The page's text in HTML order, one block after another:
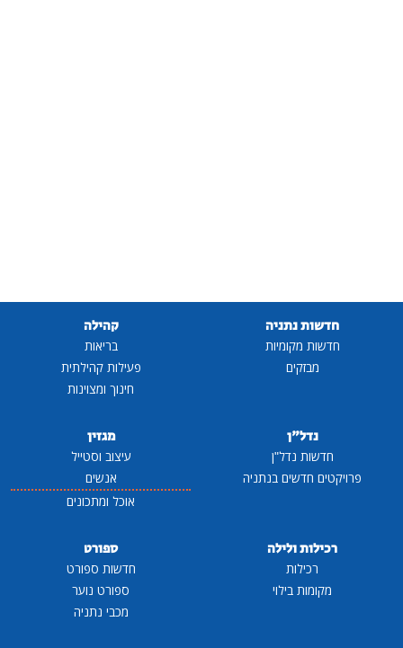
חדשות נתניה
חדשות מקומיות
מבזקים
קהילה
בריאות
פעילות קהילתית
חינוך ומצוינות
נדל"ן
חדשות נדל"ן
פרויקטים חדשים בנתניה
מגזין
עיצוב וסטייל
אנשים
אוכל ומתכונים
רכילות ולילה
רכילות
מקומות בילוי
ספורט
חדשות ספורט
ספורט נוער
מכבי נתניה